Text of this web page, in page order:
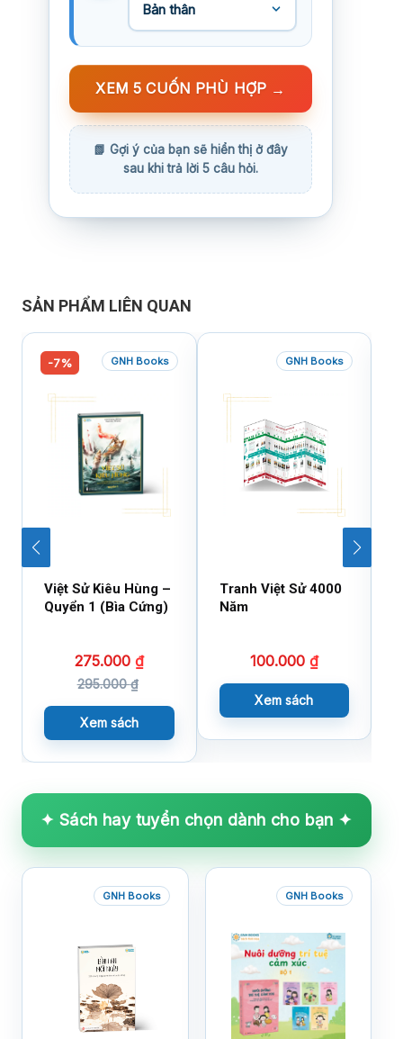
XEM 5 CUỐN PHÙ HỢP →
SẢN PHẨM LIÊN QUAN
-7% GNH Books
Việt Sử Kiêu Hùng –
Quyển 1 (Bìa Cứng)
275.000 ₫
295.000₫
Xem sách
GNH Books
Tranh Việt Sử 4000
Năm
100.000 ₫
Xem sách
✦ Sách hay tuyển chọn dành cho bạn ✦
GNH Books GNH Books